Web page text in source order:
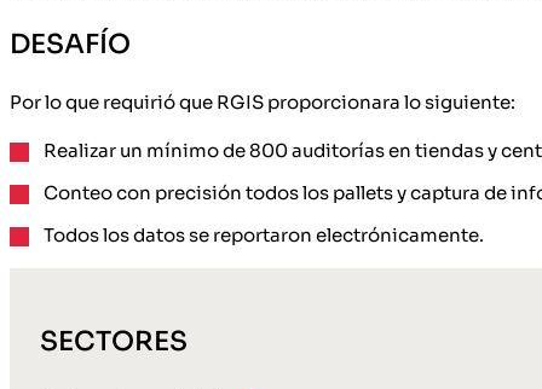
DESAFÍO
Por lo que requirió que RGIS proporcionara lo siguiente:
Realizar un mínimo de 800 auditorías en tiendas y
Conteo con precisión todos los pallets y captura de
Todos los datos se reportaron electrónicamente.
SECTORES